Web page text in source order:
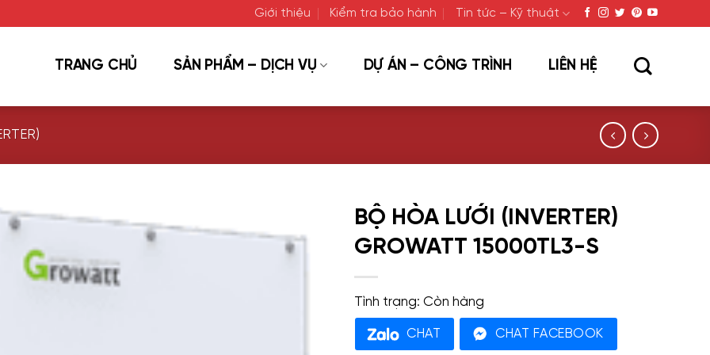
Giới thiệu Kiểm tra bảo hành Tin tức – Kỹ thuật
TRANG CHỦ SẢN PHẨM – DỊCH VỤ DỰ ÁN – CÔNG TRÌNH LIÊN HỆ
BỘ HÒA LƯỚI (INVERTER)
GROWATT 15000TL3-S
Tình trạng:Còn hàng
CHAT CHAT FACEBOOK